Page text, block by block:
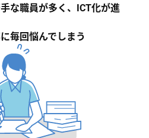
な職員が多く、ICT化が進
毎回悩んでしまう